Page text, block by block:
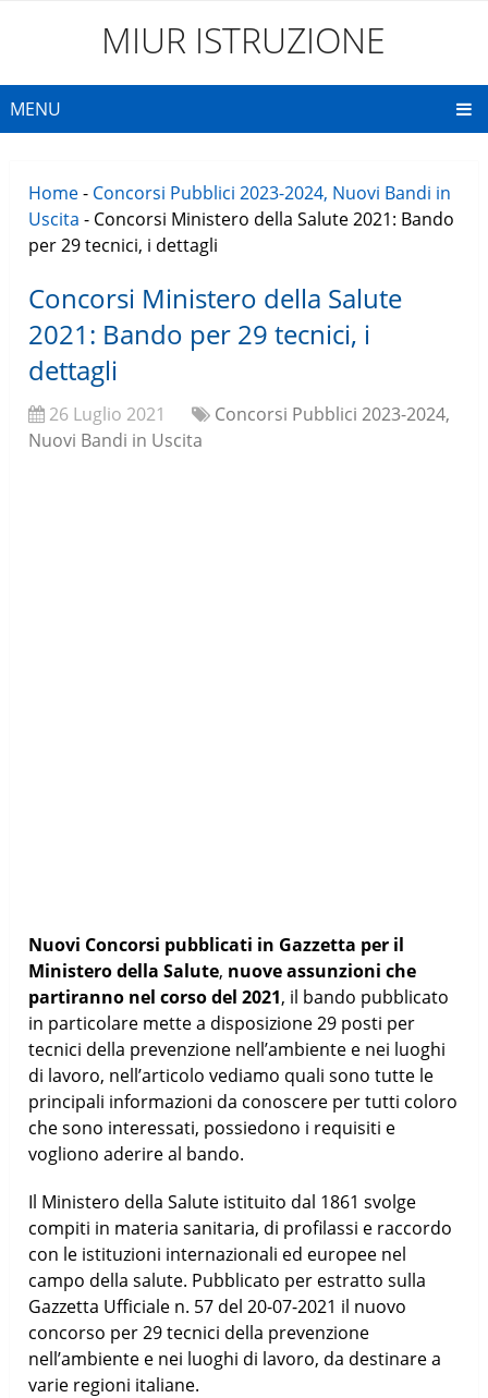
MIUR ISTRUZIONE
MENU
Home- Concorsi Pubblici 2023-2024, Nuovi Bandi in
Uscita - Concorsi Ministero della Salute 2021: Bando
per 29 tecnici, i dettagli
Concorsi Ministero della Salute
2021: Bando per 29 tecnici, i
dettagli
26 Luglio 2021
Concorsi Pubblici 2023-2024,
Nuovi Bandi in Uscita
Nuovi Concorsi pubblicati in Gazzetta per il
Ministero della Salute, nuove assunzioni che
partiranno nel corso del 2021, il bando pubblicato
in particolare mette a disposizione 29 posti per
tecnici della prevenzione nell’ambiente e nei luoghi
di lavoro, nell’articolo vediamo quali sono tutte le
principali informazioni da conoscere per tutti coloro
che sono interessati, possiedono i requisiti e
vogliono aderire al bando.
Il Ministero della Salute istituito dal 1861 svolge
compiti in materia sanitaria, di profilassi e raccordo
con le istituzioni internazionali ed europee nel
campo della salute. Pubblicato per estratto sulla
Gazzetta Ufficiale n. 57 del 20-07-2021 il nuovo
concorso per 29 tecnici della prevenzione
nell’ambiente e nei luoghi di lavoro, da destinare a
varie regioni italiane.